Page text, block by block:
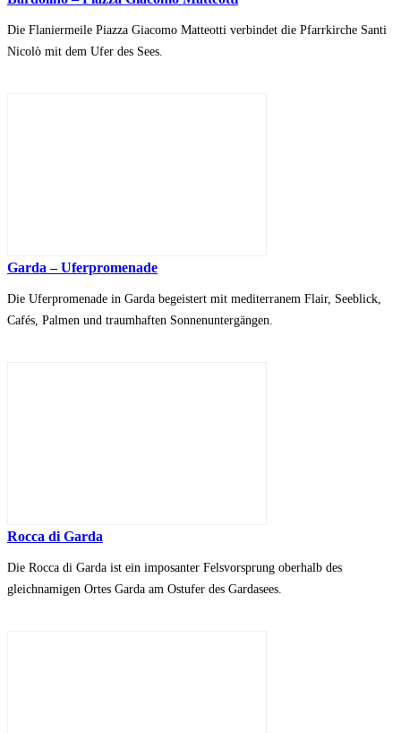
Die Flaniermeile Piazza Giacomo Matteotti verbindet die Pfarrkirche Santi
Nicolò mit dem Ufer des Sees.
Garda – Uferpromenade
Die Uferpromenade in Garda begeistert mit mediterranem Flair, Seeblick,
Cafés, Palmen und traumhaften Sonnenuntergängen.
Rocca di Garda
Die Rocca di Garda ist ein imposanter Felsvorsprung oberhalb des
gleichnamigen Ortes Garda am Ostufer des Gardasees.